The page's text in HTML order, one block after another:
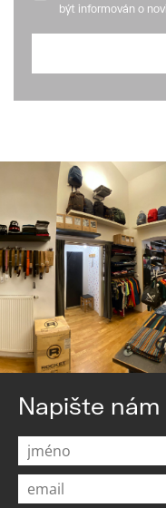
být informován o
Napište nám